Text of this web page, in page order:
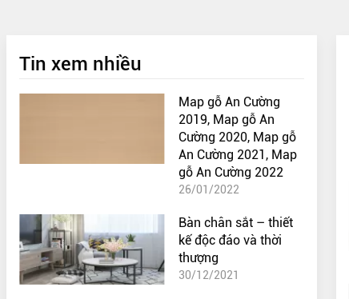
Tin xem nhiều
Map gỗ An Cường
2019, Map gỗ An
Cường 2020, Map gỗ
An Cường 2021, Map
gỗ An Cường 2022
26/01/2022
Bàn chân sắt – thiết
kế độc đáo và thời
thượng
30/12/2021